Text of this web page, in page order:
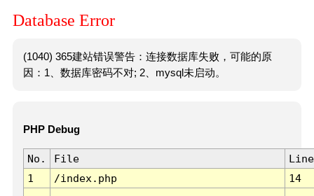
Database Error
(1040) 365建站错误警告：连接数据库失败，可能的原
因：1、数据库密码不对; 2、mysql未启动。
PHP Debug
No. File
Line
1
/index.php 14